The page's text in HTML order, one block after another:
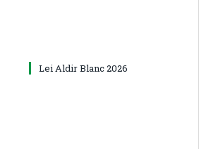
Lei Aldir Blanc 2026